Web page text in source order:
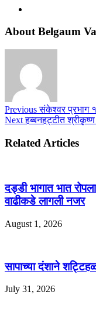
About Belgaum
Previousसंकेश्वर प्रभाग
Nextहब्बनहट्टीत
Related Articles
दड्डी भागात भात
वाढीकडे लागली नजर
August 1, 2026
सापाच्या दंशाने
July 31, 2026